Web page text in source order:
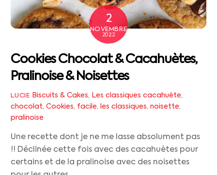
2
NOVEMBRE
2022
Cookies Chocolat & Cacahuètes,
Pralinoise & Noisettes
LUCIE Biscuits & Cakes, Les classiques cacahuète,
chocolat,Cookies, facile, les classiques,noisette,
pralinoise
Une recette dont je ne me lasse absolument pas
!! Déclinée cette fois avec des cacahuètes pour
certains et de la pralinoise avec des noisettes